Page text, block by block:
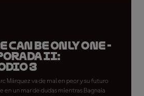
Can Be Only One -
II:
3
Márquez va de mal en peor y su futuro
en un mar de dudas mientras Bagnaia